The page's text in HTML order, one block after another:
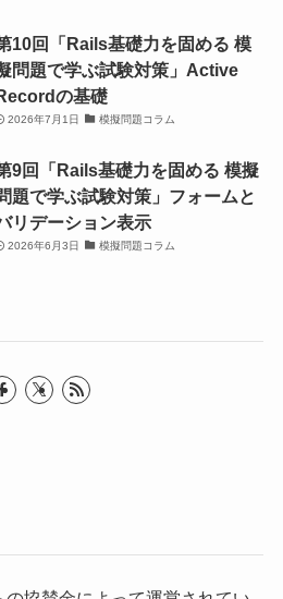
10回「Rails基礎力を固める 模
問題で学ぶ試験対策」Active
の基礎
2026年7月1日 模擬問題コラム
9回「Rails基礎力を固める 模擬
題で学ぶ試験対策」フォームと
リデーション表示
2026年6月3日 模擬問題コラム